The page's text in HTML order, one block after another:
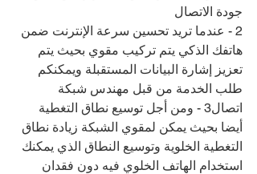
جودة الاتصال
2 - عندما تريد تحسين سرعة الإنترنت ضمن
هاتفك الذكي يتم تركيب مقوي بحيث يتم
تعزيز إشارة البيانات المستقبلة ويمكنكم
طلب الخدمة من قبل مهندس شبكة
اتصال3 - ومن أجل توسيع نطاق التغطية
أيضا بحيث يمكن لمقوي الشبكة زيادة نطاق
التغطية الخلوية وتوسيع النطاق الذي يمكنك
استخدام الهاتف الخلوي فيه دون فقدان